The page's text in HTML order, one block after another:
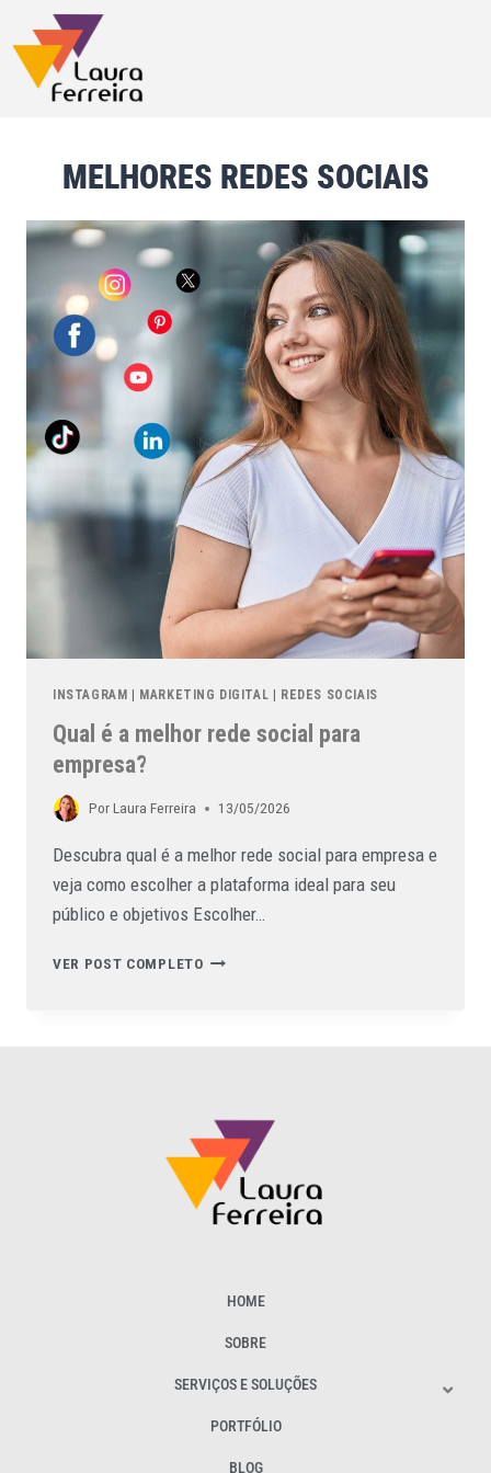
MELHORES REDES SOCIAIS
INSTAGRAM | MARKETING DIGITAL | REDES SOCIAIS
Qual é a melhor rede social para
empresa?
PorLaura Ferreira 13/05/2026
Descubra qual é a melhor rede social para empresa e
veja como escolher a plataforma ideal para seu
público e objetivos Escolher…
VER POST COMPLETO
HOME
SOBRE
SERVIÇOS E SOLUÇÕES
PORTFÓLIO
BLOG